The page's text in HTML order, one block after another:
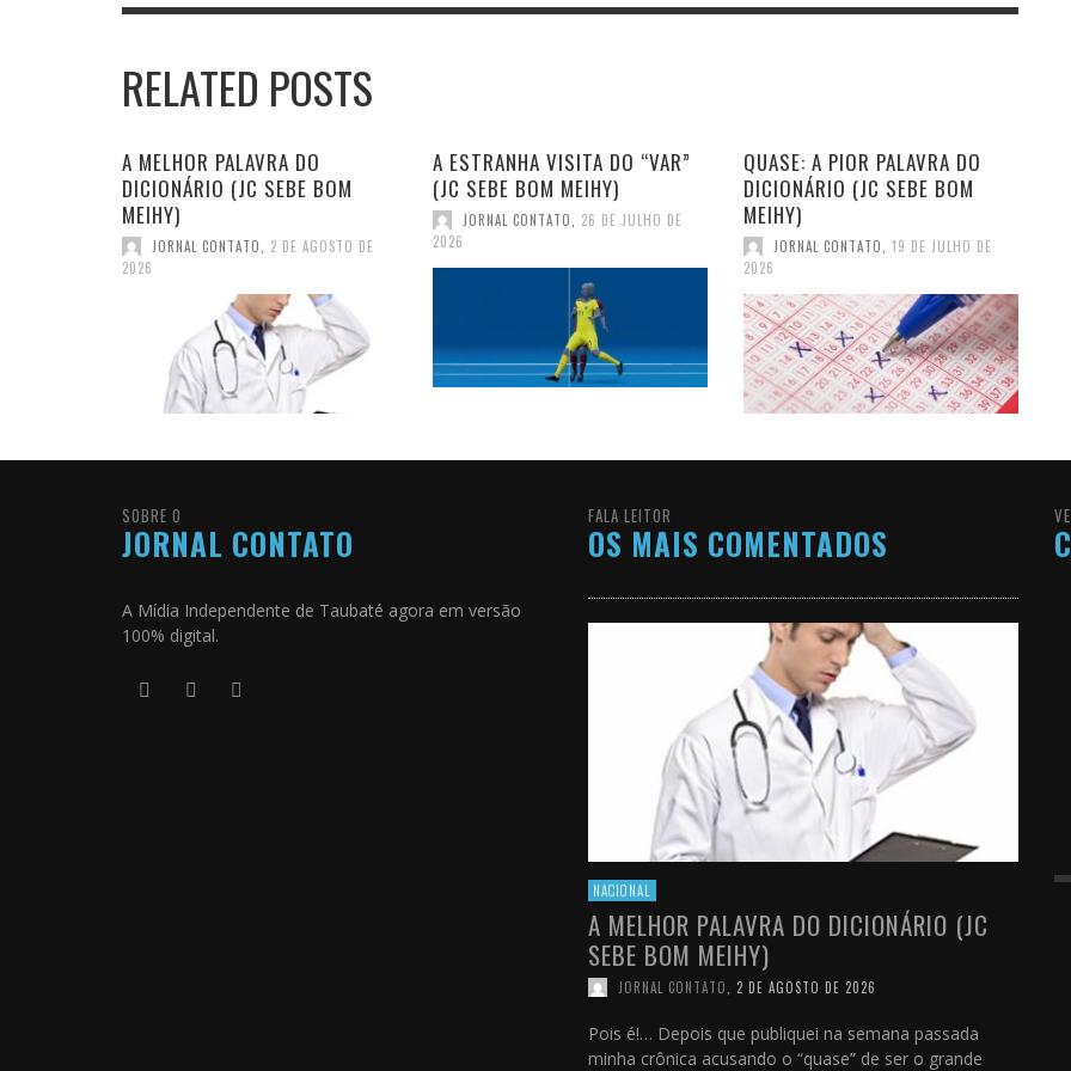
RELATED POSTS
A MELHOR PALAVRA DO
DICIONÁRIO (JC SEBE BOM
MEIHY)
JORNAL CONTATO
2 DE AGOSTO DE
2026
A ESTRANHA VISITA DO “VAR”
(JC SEBE BOM MEIHY)
JORNAL CONTATO
26 DE JULHO DE
2026
QUASE: A PIOR PALAVRA DO
DICIONÁRIO (JC SEBE BOM
MEIHY)
JORNAL CONTATO
19 DE JULHO DE
2026
SOBRE O
JORNAL CONTATO
A Mídia Independente de Taubaté agora em versão
100% digital.
FALA LEITOR
OS MAIS COMENTADOS
NACIONAL
A MELHOR PALAVRA DO DICIONÁRIO (JC
SEBE BOM MEIHY)
JORNAL CONTATO 2 DE AGOSTO DE 2026
Pois é!… Depois que publiquei na semana passada
minha crônica acusando o “quase” de ser o grande